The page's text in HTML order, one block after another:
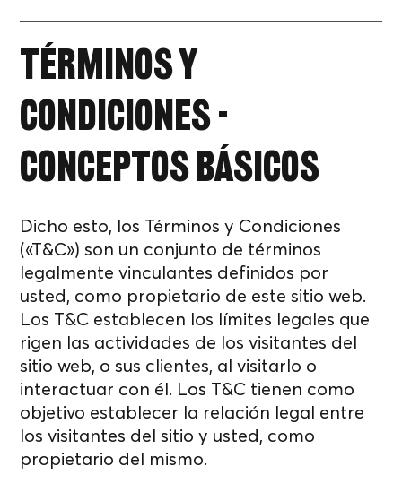
Términos y
condiciones -
Conceptos básicos
Dicho esto, los Términos y Condiciones
(«T&C») son un conjunto de términos
legalmente vinculantes definidos por
usted, como propietario de este sitio web.
Los T&C establecen los límites legales que
rigen las actividades de los visitantes del
sitio web, o sus clientes, al visitarlo o
interactuar con él. Los T&C tienen como
objetivo establecer la relación legal entre
los visitantes del sitio y usted, como
propietario del mismo.